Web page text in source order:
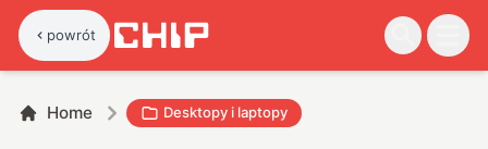
powrót
Home Desktopy i laptopy